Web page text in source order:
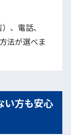
、電話、
法が選べま
い方も安心